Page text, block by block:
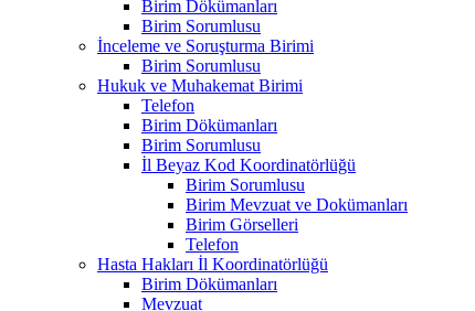
Birim Dökümanları
Birim Sorumlusu
İnceleme ve Soruşturma Birimi
Birim Sorumlusu
Hukuk ve Muhakemat Birimi
Telefon
Birim Dökümanları
Birim Sorumlusu
İl Beyaz Kod Koordinatörlüğü
Birim Sorumlusu
Birim Mevzuat ve Dokümanları
Birim Görselleri
Telefon
Hasta Hakları İl Koordinatörlüğü
Birim Dökümanları
Mevzuat